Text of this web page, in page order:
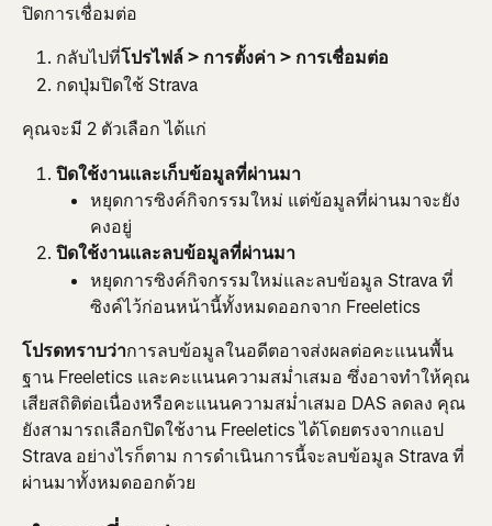
ปิดการเชื่อมต่อ
กลับไปที่โปรไฟล์ > การตั้งค่า > การเชื่อมต่อ
กดปุ่มปิดใช้ Strava
คุณจะมี 2 ตัวเลือก ได้แก่
ปิดใช้งานและเก็บข้อมูลที่ผ่านมา
หยุดการซิงค์กิจกรรมใหม่ แต่ข้อมูลที่ผ่านมาจะยัง
คงอยู่
ปิดใช้งานและลบข้อมูลที่ผ่านมา
หยุดการซิงค์กิจกรรมใหม่และลบข้อมูล Strava ที่
ซิงค์ไว้ก่อนหน้านี้ทั้งหมดออกจาก Freeletics
โปรดทราบว่าการลบข้อมูลในอดีตอาจส่งผลต่อคะแนนพื้น
ฐาน Freeletics และคะแนนความสม่ำเสมอ ซึ่งอาจทำให้คุณ
เสียสถิติต่อเนื่องหรือคะแนนความสม่ำเสมอ DAS ลดลง คุณ
ยังสามารถเลือกปิดใช้งาน Freeletics ได้โดยตรงจากแอป
Strava อย่างไรก็ตาม การดำเนินการนี้จะลบข้อมูล Strava ที่
ผ่านมาทั้งหมดออกด้วย